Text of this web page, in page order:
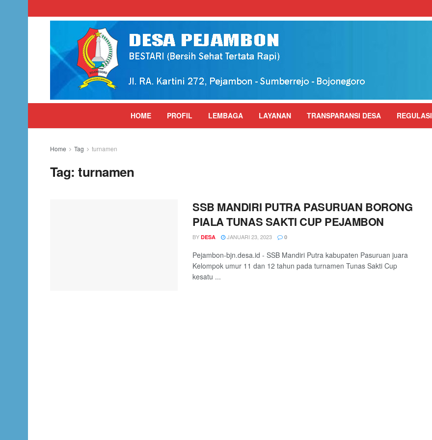
HOME PROFIL LEMBAGA LAYANAN TRANSPARANSI DESA REGULASI
Home Tag turnamen
Tag:turnamen
SSB MANDIRI PUTRA PASURUAN BORONG
PIALA TUNAS SAKTI CUP PEJAMBON
BY DESA JANUARI 23, 2023 0
Pejambon-bjn.desa.id - SSB Mandiri Putra kabupaten Pasuruan juara
Kelompok umur 11 dan 12 tahun pada turnamen Tunas Sakti Cup
kesatu ...